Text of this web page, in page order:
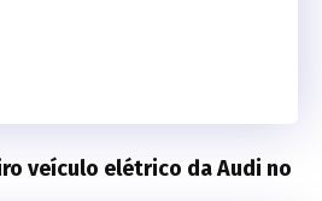
veículo elétrico da Audi no